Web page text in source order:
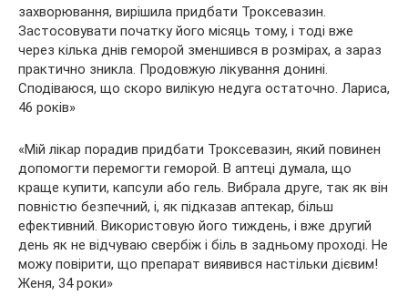
захворювання, вирішила придбати Троксевазин.
Застосовувати початку його місяць тому, і тоді вже
через кілька днів геморой зменшився в розмірах, а зараз
практично зникла. Продовжую лікування донині.
Сподіваюся, що скоро вилікую недуга остаточно. Лариса,
46 років»
«Мій лікар порадив придбати Троксевазин, який повинен
допомогти перемогти геморой. В аптеці думала, що
краще купити, капсули або гель. Вибрала друге, так як він
повністю безпечний, і, як підказав аптекар, більш
ефективний. Використовую його тиждень, і вже другий
день як не відчуваю свербіж і біль в задньому проході. Не
можу повірити, що препарат виявився настільки дієвим!
Женя, 34 роки»